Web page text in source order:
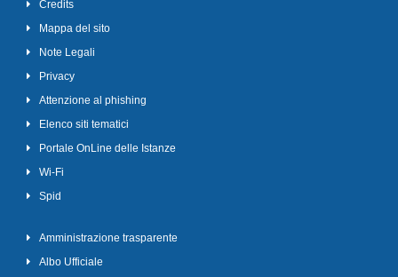
Credits
Mappa del sito
Note Legali
Privacy
Attenzione al phishing
Elenco siti tematici
Portale OnLine delle Istanze
Wi-Fi
Spid
Amministrazione trasparente
Albo Ufficiale